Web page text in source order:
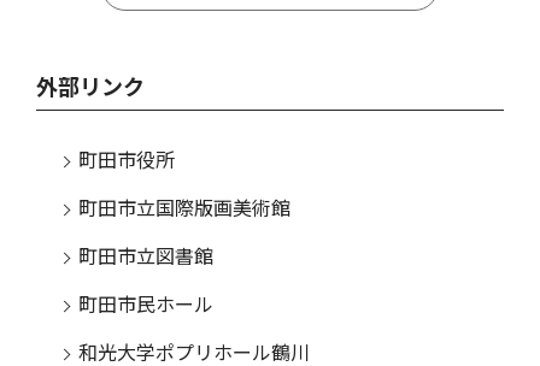
外部リンク
町田市役所
町田市立国際版画美術館
町田市立図書館
町田市民ホール
和光大学ポプリホール鶴川